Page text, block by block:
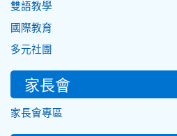
雙語教學
國際教育
多元社團
家長會
家長會專區